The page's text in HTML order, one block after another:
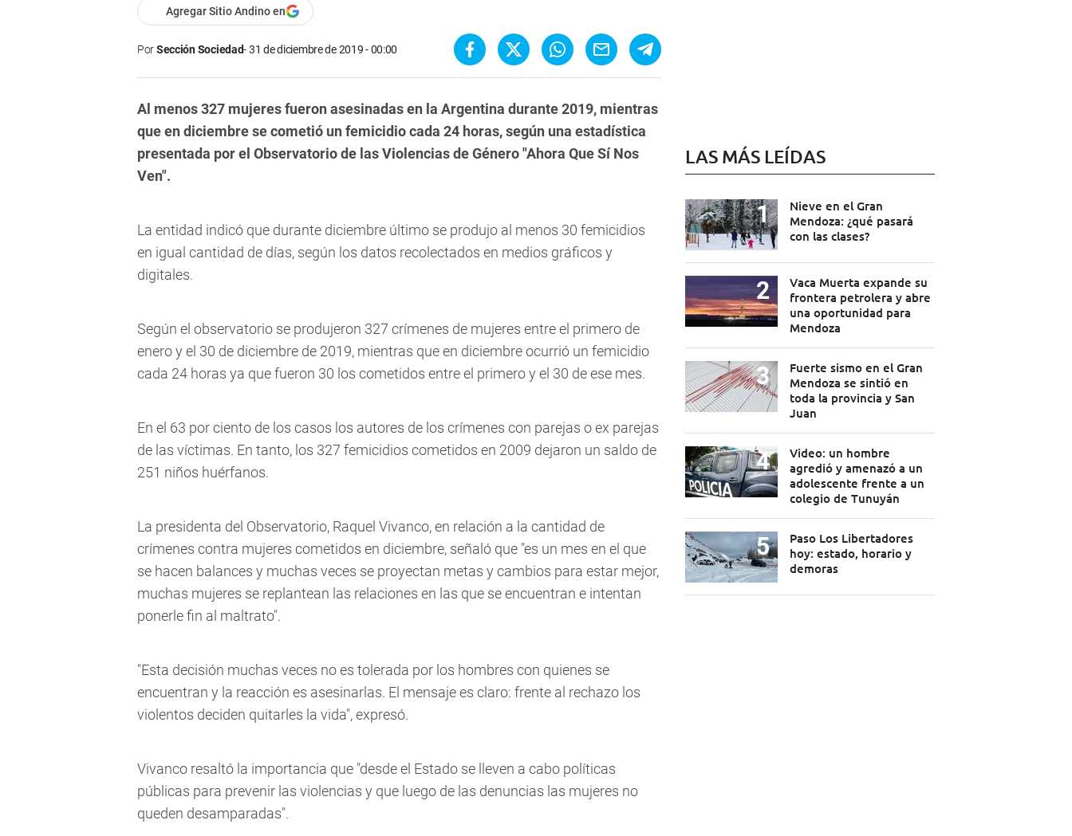
Agregar Sitio Andino en
PorSección Sociedad 31 de diciembre de 2019 - 00:00
Al menos 327 mujeres fueron asesinadas en la Argentina durante 2019, mientras
que en diciembre se cometió un femicidio cada 24 horas, según una estadística
presentada por el Observatorio de las Violencias de Género "Ahora Que Sí Nos
Ven".
La entidad indicó que durante diciembre último se produjo al menos 30 femicidios
en igual cantidad de días, según los datos recolectados en medios gráficos y
digitales.
Según el observatorio se produjeron 327 crímenes de mujeres entre el primero de
enero y el 30 de diciembre de 2019, mientras que en diciembre ocurrió un femicidio
cada 24 horas ya que fueron 30 los cometidos entre el primero y el 30 de ese mes.
En el 63 por ciento de los casos los autores de los crímenes con parejas o ex parejas
de las víctimas. En tanto, los 327 femicidios cometidos en 2009 dejaron un saldo de
251 niños huérfanos.
La presidenta del Observatorio, Raquel Vivanco, en relación a la cantidad de
crímenes contra mujeres cometidos en diciembre, señaló que "es un mes en el que
se hacen balances y muchas veces se proyectan metas y cambios para estar mejor,
muchas mujeres se replantean las relaciones en las que se encuentran e intentan
ponerle fin al maltrato".
"Esta decisión muchas veces no es tolerada por los hombres con quienes se
encuentran y la reacción es asesinarlas. El mensaje es claro: frente al rechazo los
violentos deciden quitarles la vida", expresó.
Vivanco resaltó la importancia que "desde el Estado se lleven a cabo políticas
públicas para prevenir las violencias y que luego de las denuncias las mujeres no
queden desamparadas".
LAS MÁS LEÍDAS
Nieve en el Gran
Mendoza: ¿qué pasará
con las clases?
Vaca Muerta expande su
frontera petrolera y abre
una oportunidad para
Mendoza
Fuerte sismo en el Gran
Mendoza se sintió en
toda la provincia y San
Juan
Video: un hombre
agredió y amenazó a un
adolescente frente a un
colegio de Tunuyán
Paso Los Libertadores
hoy: estado, horario y
demoras